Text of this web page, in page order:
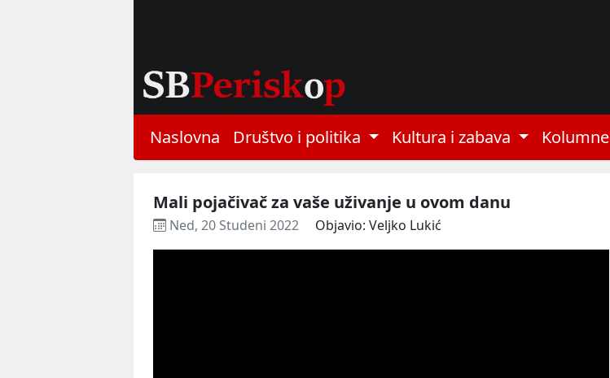
Naslovna Društvo i politika Kultura i zabava Kolumne
Mali pojačivač za vaše uživanje u ovom danu
Ned, 20 Studeni 2022 Objavio: Veljko Lukić